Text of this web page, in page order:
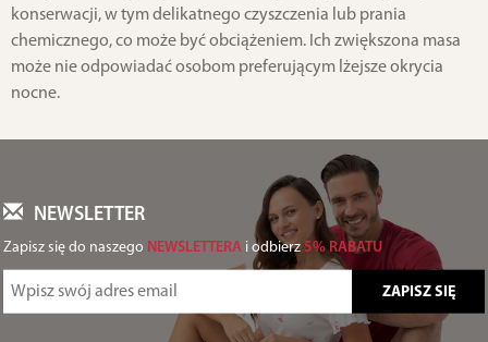
konserwacji, w tym delikatnego czyszczenia lub prania
chemicznego, co może być obciążeniem. Ich zwiększona masa
może nie odpowiadać osobom preferującym lżejsze okrycia
nocne.
NEWSLETTER
Zapisz się do naszego NEWSLETTERA i odbierz 5% RABATU